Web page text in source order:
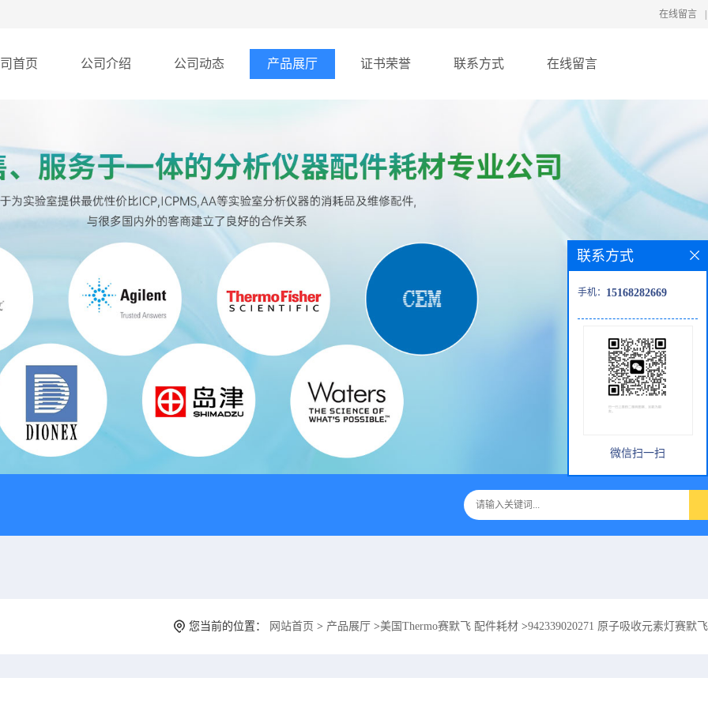
在线留言
首页 公司介绍 公司动态 产品展厅 证书荣誉 联系方式 在线留言
您当前的位置： 网站首页 > 产品展厅 >美国Thermo赛默飞 配件耗材 >942339020271 原子吸收元素灯赛默
联系方式
手机： 15168282669
微信扫一扫